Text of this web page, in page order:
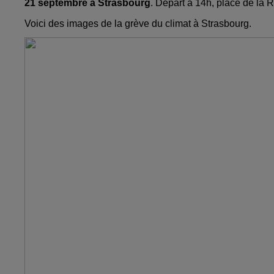
21 septembre à Strasbourg. Départ à 14h, place de la
Voici des images de la grève du climat à Strasbourg.